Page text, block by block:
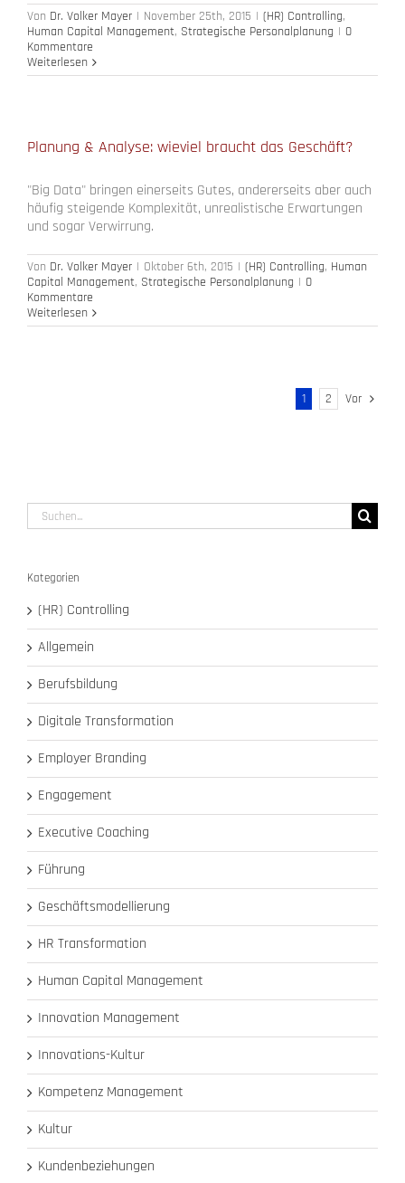
Von Dr. Volker Mayer | November 25th, 2015 | (HR) Controlling,
Human Capital Management, Strategische Personalplanung | 0
Kommentare
Weiterlesen
Planung & Analyse: wieviel braucht das Geschäft?
"Big Data" bringen einerseits Gutes, andererseits aber auch
häufig steigende Komplexität, unrealistische Erwartungen
und sogar Verwirrung.
Von Dr. Volker Mayer | Oktober 6th, 2015 | (HR) Controlling, Human
Capital Management, Strategische Personalplanung | 0
Kommentare
Weiterlesen
1 2 Vor
Suche
nach:
Kategorien
(HR) Controlling
Allgemein
Berufsbildung
Digitale Transformation
Employer Branding
Engagement
Executive Coaching
Führung
Geschäftsmodellierung
HR Transformation
Human Capital Management
Innovation Management
Innovations-Kultur
Kompetenz Management
Kultur
Kundenbeziehungen